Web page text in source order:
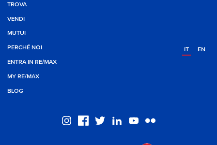
TROVA
VENDI
MUTUI
PERCHÉ NOI
ENTRA IN RE/MAX
MY RE/MAX
BLOG
IT EN